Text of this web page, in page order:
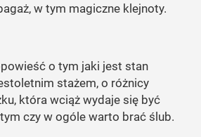
w tym magiczne klejnoty.
o tym jaki jest stan
stażem, o różnicy
która wciąż wydaje się być
czy w ogóle warto brać ślub.